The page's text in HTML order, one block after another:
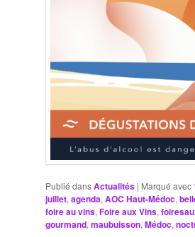
Publié dansActualités | Marqué avec
juillet,agenda,AOC Haut-Médoc,
foire au vins,Foire aux Vins,
gourmand,maubuisson,Médoc,